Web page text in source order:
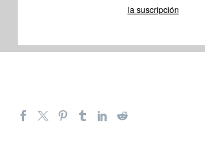
la suscripción